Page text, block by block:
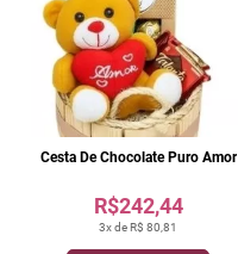
3x de R$ 80,81
R$242,44
Cesta De Chocolate Puro Amor